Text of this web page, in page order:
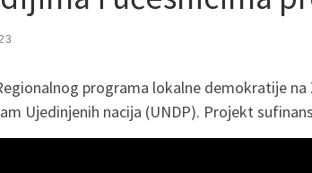
programa lokalne demokratije
Ujedinjenih nacija (UNDP). Projekt